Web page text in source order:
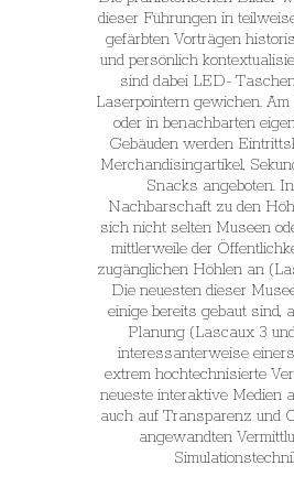
dieser Führungen in
gefärbten Vorträgen
und persönlich
sind dabei LED-
Laserpointern gewichen.
oder in benachbarten
Gebäuden werden
Merchandisingartikel,
Snacks angeboten.
Nachbarschaft zu den
sich nicht selten Museen
mittlerweile der
zugänglichen Höhlen an
Die neuesten dieser
einige bereits gebaut sind,
Planung (Lascaux 3
interessanterweise
extrem hochtechnisierte
neueste interaktive Medien
auch auf Transparenz und
angewandten